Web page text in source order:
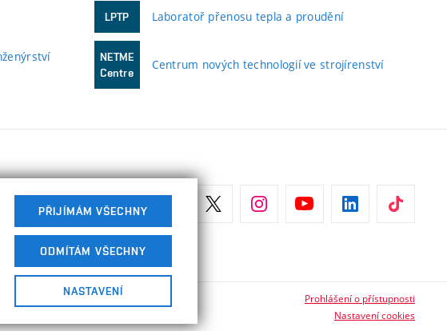
LPTP Laboratoř přenosu tepla a proudění
NETME
Centre
Centrum nových technologií ve strojírenství
Prohlášení o přístupnosti
Nastavení cookies
PŘIJÍMÁM VŠECHNY
ODMÍTÁM VŠECHNY
NASTAVENÍ